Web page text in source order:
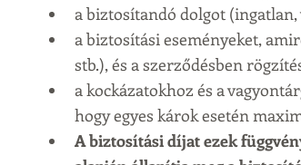
a biztosítandó dolgot (ingatlan,
a biztosítási eseményeket,
stb.), és a szerződésben
a kockázatokhoz és a
hogy egyes károk esetén
A biztosítási díjat ezek